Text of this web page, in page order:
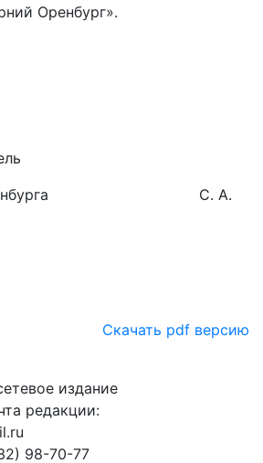
Оренбург».
Оренбурга С. А.
Скачать pdf версию
издание
редакции:
98-70-77